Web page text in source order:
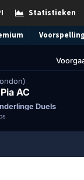
Statistieken
Voorspelling
AC
Duels